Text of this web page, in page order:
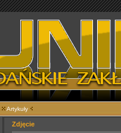
Artykuły
Zdjęcie